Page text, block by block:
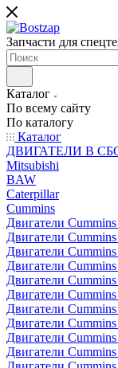
Запчасти для
Каталог
По всему сайту
По каталогу
Каталог
ДВИГАТЕЛИ В
Mitsubishi
BAW
Caterpillar
Cummins
Двигатели
Двигатели
Двигатели
Двигатели
Двигатели
Двигатели
Двигатели
Двигатели
Двигатели
Двигатели